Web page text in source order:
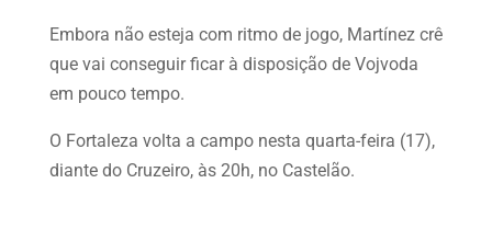
Embora não esteja com ritmo de jogo, Martínez crê
que vai conseguir ficar à disposição de Vojvoda
em pouco tempo.
O Fortaleza volta a campo nesta quarta-feira (17),
diante do Cruzeiro, às 20h, no Castelão.